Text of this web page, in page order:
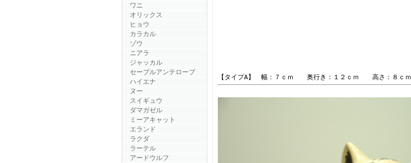
ワニ
オリックス
ヒョウ
カラカル
ゾウ
ニアラ
ジャッカル
セーブルアンテロープ
ハイエナ
ヌー
スイギュウ
ダマガゼル
ミーアキャット
エランド
ラクダ
ラーテル
アードウルフ
【タイプA】 幅：７ｃｍ 奥行き：１２ｃｍ 高さ：８ｃｍ